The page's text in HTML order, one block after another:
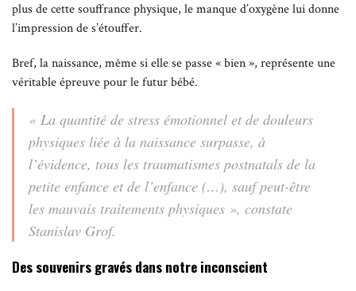
plus de cette souffrance physique, le manque d’oxygène lui donne
l’impression de s’étouffer.
Bref, la naissance, même si elle se passe « bien », représente une
véritable épreuve pour le futur bébé.
« La quantité de stress émotionnel et de douleurs
physiques liée à la naissance surpasse, à
l’évidence, tous les traumatismes postnatals de la
petite enfance et de l’enfance (…), sauf peut-être
les mauvais traitements physiques », constate
Stanislav Grof.
Des souvenirs gravés dans notre inconscient